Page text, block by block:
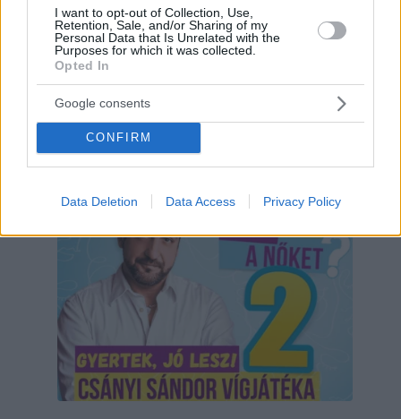
I want to opt-out of Collection, Use,
Retention, Sale, and/or Sharing of my
Personal Data that Is Unrelated with the
Purposes for which it was collected.
Opted In
Google consents
CONFIRM
Data Deletion Data Access Privacy Policy